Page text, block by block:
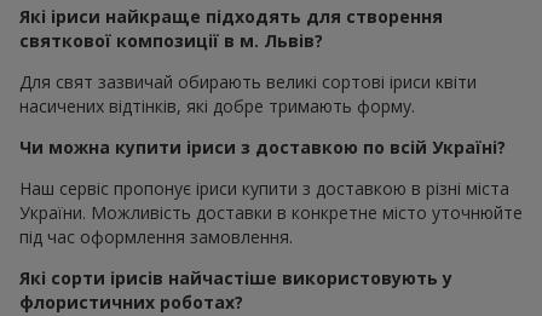
Які іриси найкраще підходять для створення
святкової композиції в м. Львів?
Для свят зазвичай обирають великі сортові іриси квіти
насичених відтінків, які добре тримають форму.
Чи можна купити іриси з доставкою по всій Україні?
Наш сервіс пропонує іриси купити з доставкою в різні міста
України. Можливість доставки в конкретне місто уточнюйте
під час оформлення замовлення.
Які сорти ірисів найчастіше використовують у
флористичних роботах?